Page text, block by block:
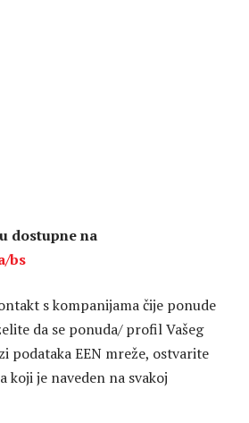
dostupne na
bs
s kompanijama čije ponude
da se ponuda/ profil Vašeg
podataka EEN mreže, ostvarite
koji je naveden na svakoj